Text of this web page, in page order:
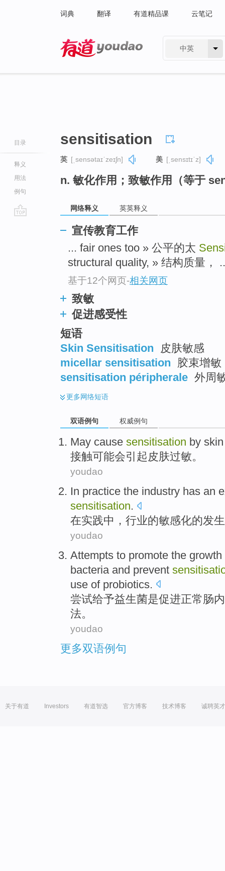
词典 翻译 有道精品课 云笔记
中英
目录
释义
用法
例句
sensitisation
英 [ˌsensətaɪˈzeɪʃn] 美 [ˌsensɪtɪˈz]
n. 敏化作用；致敏作用（等于
网络释义 英英释义
宣传教育工作
... fair ones too » 公平的太
structural quality, » 结构质量，
基于12个网页-相关网页
致敏
促进感受性
短语
Skin Sensitisation
皮肤敏感
micellar sensitisation
胶束增敏
sensitisation péripherale 外周
更多网络短语
双语例句 权威例句
May cause sensitisation by skin
接触可能会引起皮肤过敏。
youdao
In practice the industry has an
sensitisation.
在实践中， 行业的敏感化的发
youdao
Attempts to promote the growth
bacteria and prevent
use of probiotics.
尝试给予益生菌是促进正常 肠内
法。
youdao
更多双语例句
关于有道 Investors 有道智选 官方博客 技术博客 诚聘英才